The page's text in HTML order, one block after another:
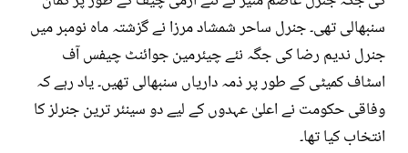
سنبھالی تھی۔ جنرل ساحر شمشاد مرزا نے گزشتہ ماہ نومبر میں
جنرل ندیم رضا کی جگہ نئے چیئرمین جوائنٹ چیفس آف
اسٹاف کمیٹی کے طور پر ذمہ داریاں سنبھالی تھیں۔ یاد رہے کہ
وفاقی حکومت نے اعلیٰ عہدوں کے لیے دو سینئر ترین جنرلز کا
انتخاب کیا تھا۔